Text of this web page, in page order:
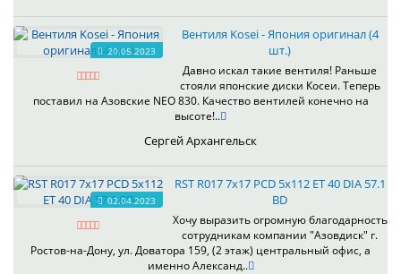
20.05.2023
Вентиля Kosei - Япония оригинал (4
шт.)
Давно искал такие вентиля! Раньше
стояли японские диски Косеи. Теперь
поставил на Азовские NEO 830. Качество вентилей конечно на
высоте!..
Сергей Архангельск
02.04.2023
RST R017 7x17 PCD 5x112 ET 40 DIA 57.1
BD
Хочу выразить огромную благодарность
сотрудникам компании "Азовдиск" г.
Ростов-на-Дону, ул. Доватора 159, (2 этаж) центральный офис, а
именно Александ..